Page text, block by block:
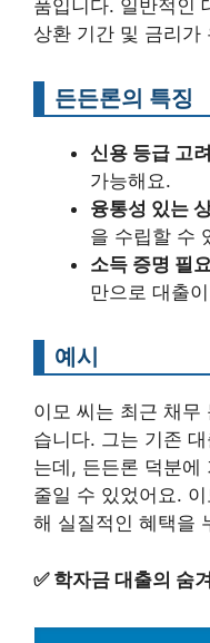
품입니다. 일반적인
상환 기간 및 금리가
든든론의 특징
신용 등급 고려
가능해요.
융통성 있는
을 수립할 수
소득 증명 필
만으로 대출
예시
이모 씨는 최근 채무
습니다. 그는 기존
는데, 든든론 덕분에
줄일 수 있었어요.
해 실질적인 혜택을
✅ 학자금 대출의 숨